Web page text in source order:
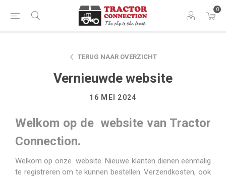
0
TERUG NAAR OVERZICHT
Vernieuwde website
16 MEI 2024
Welkom op de website van Tractor
Connection.
Welkom op onze website. Nieuwe klanten dienen eenmalig
te registreren om te kunnen bestellen. Verzendkosten, ook